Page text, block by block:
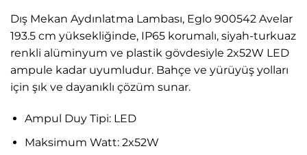
Dış Mekan Aydınlatma Lambası, Eglo 900542 Avelar
193.5 cm yüksekliğinde, IP65 korumalı, siyah-turkuaz
renkli alüminyum ve plastik gövdesiyle 2x52W LED
ampule kadar uyumludur. Bahçe ve yürüyüş yolları
için şık ve dayanıklı çözüm sunar.
Ampul Duy Tipi: LED
Maksimum Watt: 2x52W